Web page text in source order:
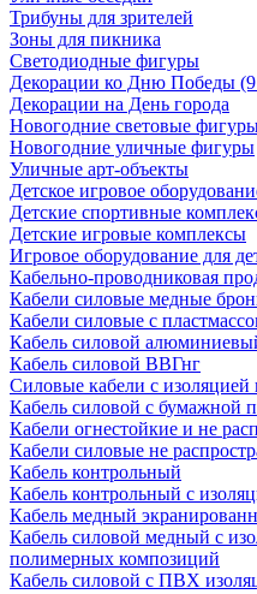
Трибуны для зрителей
Зоны для пикника
Светодиодные фигуры
Декорации ко Дню Победы
Декорации на День города
Новогодние световые
Новогодние уличные фигуры
Уличные арт-объекты
Детское игровое
Детские спортивные
Детские игровые комплексы
Игровое оборудование для
Кабельно-проводниковая
Кабели силовые медные
Кабели силовые с
Кабель силовой
Кабель силовой ВВГнг
Силовые кабели с изоляцией
Кабель силовой с бумажной
Кабели огнестойкие и не
Кабели силовые не
Кабель контрольный
Кабель контрольный с
Кабель медный
Кабель силовой медный с
полимерных композиций
Кабель силовой с ПВХ